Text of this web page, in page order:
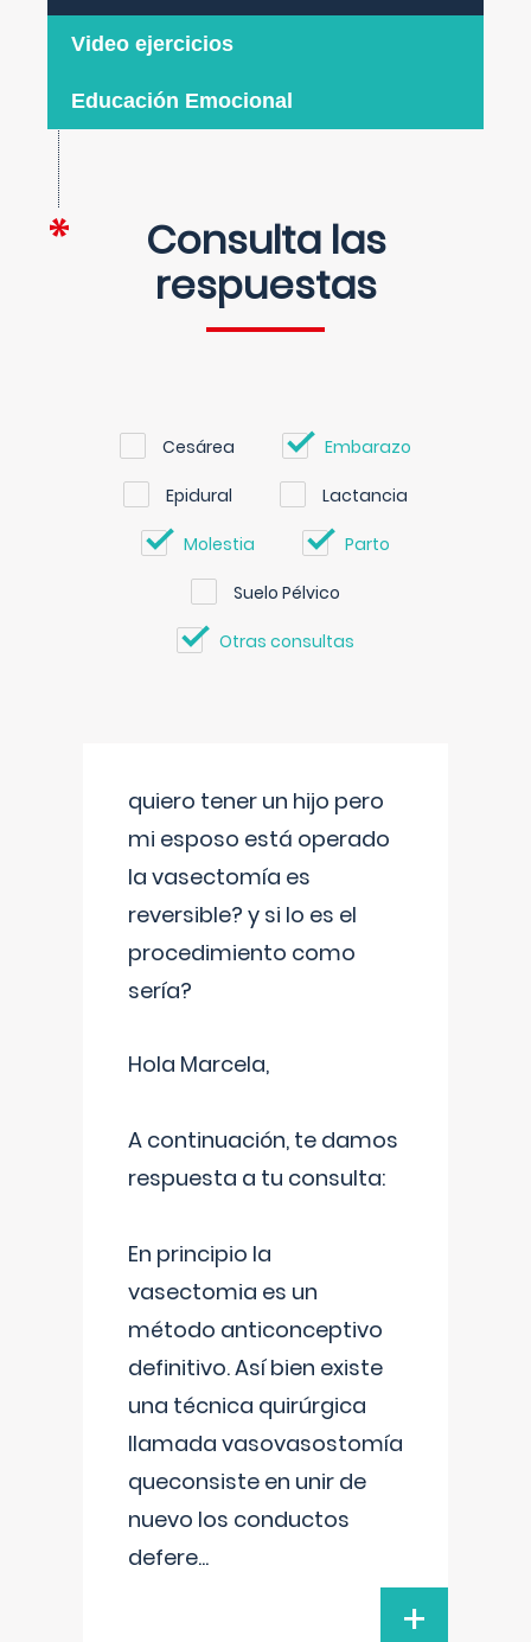
Video ejercicios
Educación Emocional
Consulta las
respuestas
Cesárea Embarazo
Epidural Lactancia
Molestia Parto
Suelo Pélvico
Otras consultas
quiero tener un hijo pero
mi esposo está operado
la vasectomía es
reversible? y si lo es el
procedimiento como
sería?
Hola Marcela,
A continuación, te damos
respuesta a tu consulta:
En principio la
vasectomia es un
método anticonceptivo
definitivo. Así bien existe
una técnica quirúrgica
llamada vasovasostomía
queconsiste en unir de
nuevo los conductos
defere...
+